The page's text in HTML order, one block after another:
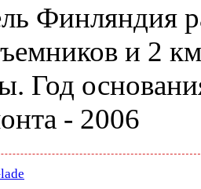
Финляндия
и 2
Год
- 2006